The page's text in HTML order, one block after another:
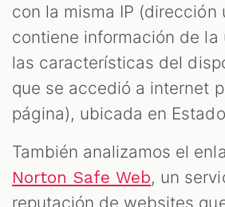
con la misma IP (dirección
contiene información de
las características del
que se accedió a internet
página), ubicada en
También analizamos el
Norton Safe Web, un
reputación de websites